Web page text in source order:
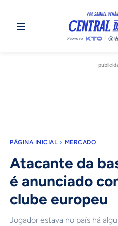
PÁGINA INICIAL MERCADO
Atacante da
é anunciado
clube europeu
Jogador estava no país há